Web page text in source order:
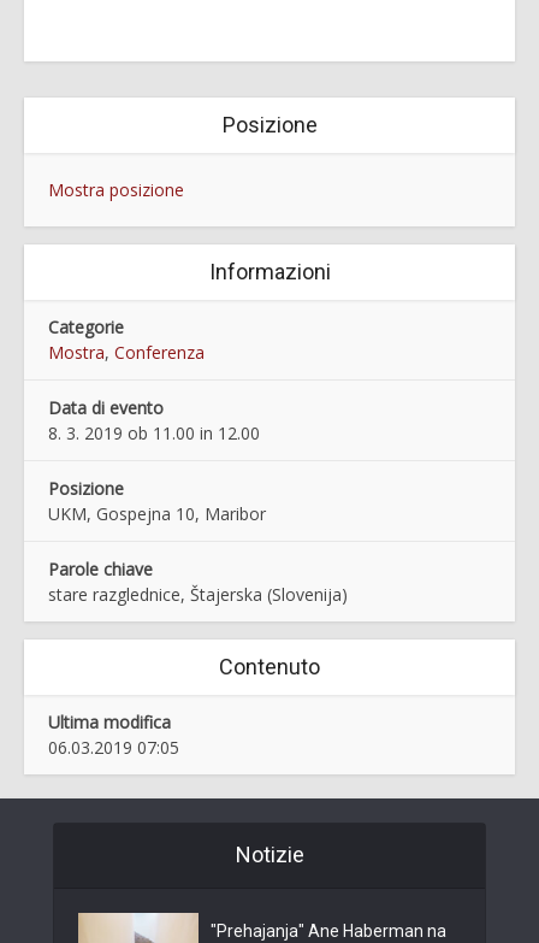
Posizione
Mostra posizione
Informazioni
Categorie
Mostra, Conferenza
Data di evento
8. 3. 2019 ob 11.00 in 12.00
Posizione
UKM, Gospejna 10, Maribor
Parole chiave
stare razglednice, Štajerska (Slovenija)
Contenuto
Ultima modifica
06.03.2019 07:05
Notizie
"Prehajanja" Ane Haberman na